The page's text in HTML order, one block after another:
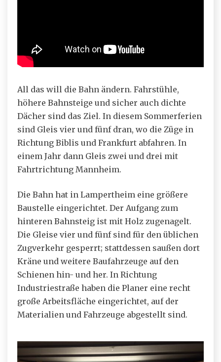
All das will die Bahn ändern. Fahrstühle,
höhere Bahnsteige und sicher auch dichte
Dächer sind das Ziel. In diesem Sommerferien
sind Gleis vier und fünf dran, wo die Züge in
Richtung Biblis und Frankfurt abfahren. In
einem Jahr dann Gleis zwei und drei mit
Fahrtrichtung Mannheim.
Die Bahn hat in Lampertheim eine größere
Baustelle eingerichtet. Der Aufgang zum
hinteren Bahnsteig ist mit Holz zugenagelt.
Die Gleise vier und fünf sind für den üblichen
Zugverkehr gesperrt; stattdessen saußen dort
Kräne und weitere Baufahrzeuge auf den
Schienen hin- und her. In Richtung
Industriestraße haben die Planer eine recht
große Arbeitsfläche eingerichtet, auf der
Materialien und Fahrzeuge abgestellt sind.